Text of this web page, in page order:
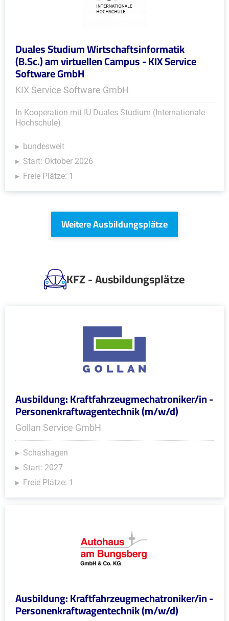
Duales Studium Wirtschaftsinformatik
(B.Sc.) am virtuellen Campus - KIX Service
Software GmbH
KIX Service Software GmbH
In Kooperation mit IU Duales Studium (Internationale
Hochschule)
bundesweit
Start: Oktober 2026
Freie Plätze: 1
Weitere Ausbildungsplätze
KFZ - Ausbildungsplätze
Ausbildung: Kraftfahrzeugmechatroniker/in -
Personenkraftwagentechnik (m/w/d)
Gollan Service GmbH
Schashagen
Start: 2027
Freie Plätze: 1
Ausbildung: Kraftfahrzeugmechatroniker/in -
Personenkraftwagentechnik (m/w/d)